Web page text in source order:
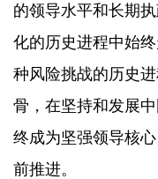
的领导水平和长期
化的历史进程中始
种风险挑战的历史
骨，在坚持和发展
终成为坚强领导核
前推进。